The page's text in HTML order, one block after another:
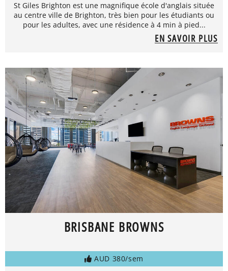
St Giles Brighton est une magnifique école d'anglais située
au centre ville de Brighton, très bien pour les étudiants ou
pour les adultes, avec une résidence à 4 min à pied...
EN SAVOIR PLUS
BRISBANE BROWNS
AUD 380/sem